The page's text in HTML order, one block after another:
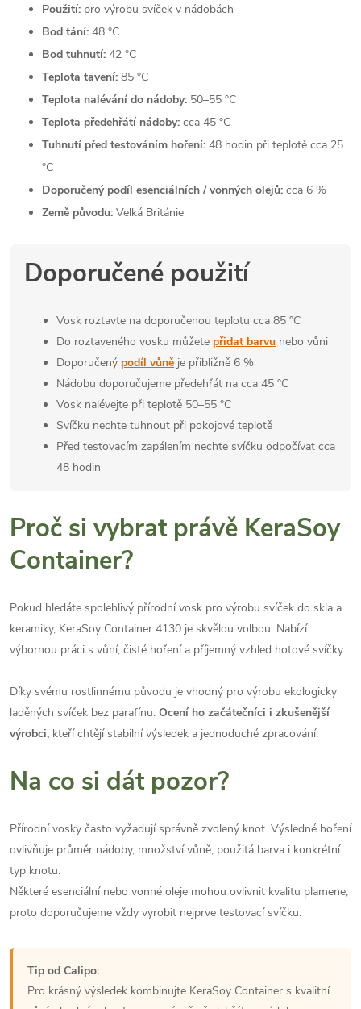
Použití: pro výrobu svíček v nádobách
Bod tání: 48 °C
Bod tuhnutí: 42 °C
Teplota tavení: 85 °C
Teplota nalévání do nádoby: 50–55 °C
Teplota předehřátí nádoby: cca 45 °C
Tuhnutí před testováním hoření: 48 hodin při teplotě cca 25
°C
Doporučený podíl esenciálních / vonných olejů: cca 6 %
Země původu: Velká Británie
Doporučené použití
Vosk roztavte na doporučenou teplotu cca 85 °C
Do roztaveného vosku můžete přidat barvu nebo vůni
Doporučený podíl vůně je přibližně 6 %
Nádobu doporučujeme předehřát na cca 45 °C
Vosk nalévejte při teplotě 50–55 °C
Svíčku nechte tuhnout při pokojové teplotě
Před testovacím zapálením nechte svíčku odpočívat cca
48 hodin
Proč si vybrat právě KeraSoy
Container?
Pokud hledáte spolehlivý přírodní vosk pro výrobu svíček do skla a
keramiky, KeraSoy Container 4130 je skvělou volbou. Nabízí
výbornou práci s vůní, čisté hoření a příjemný vzhled hotové svíčky.
Díky svému rostlinnému původu je vhodný pro výrobu ekologicky
laděných svíček bez parafínu. Ocení ho začátečníci i zkušenější
výrobci, kteří chtějí stabilní výsledek a jednoduché zpracování.
Na co si dát pozor?
Přírodní vosky často vyžadují správně zvolený knot. Výsledné hoření
ovlivňuje průměr nádoby, množství vůně, použitá barva i konkrétní
typ knotu.
Některé esenciální nebo vonné oleje mohou ovlivnit kvalitu plamene,
proto doporučujeme vždy vyrobit nejprve testovací svíčku.
Tip od Calipo:
Pro krásný výsledek kombinujte KeraSoy Container s kvalitní